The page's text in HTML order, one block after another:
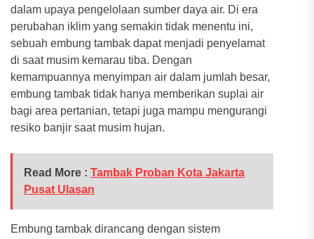
dalam upaya pengelolaan sumber daya air. Di era
perubahan iklim yang semakin tidak menentu ini,
sebuah embung tambak dapat menjadi penyelamat
di saat musim kemarau tiba. Dengan
kemampuannya menyimpan air dalam jumlah besar,
embung tambak tidak hanya memberikan suplai air
bagi area pertanian, tetapi juga mampu mengurangi
resiko banjir saat musim hujan.
Read More : Tambak Proban Kota Jakarta
Pusat Ulasan
Embung tambak dirancang dengan sistem